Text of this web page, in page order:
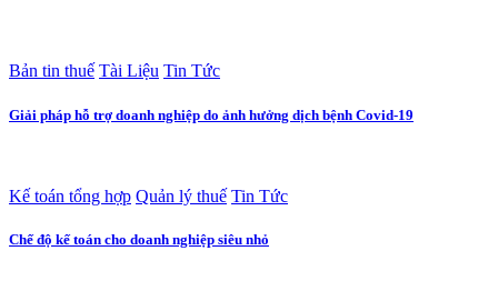
Bản tin thuế Tài Liệu Tin Tức
Giải pháp hỗ trợ doanh nghiệp do ảnh hưởng dịch bệnh Covid-19
Kế toán tổng hợp Quản lý thuế Tin Tức
Chế độ kế toán cho doanh nghiệp siêu nhỏ